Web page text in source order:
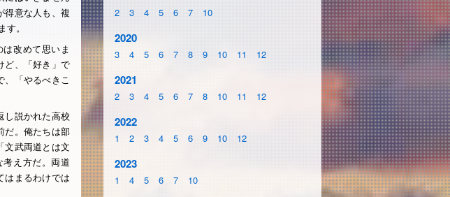
得意な人も、複
。
改めて思いま
ど、「好き」で
、「やるべきこ
し説かれた高校
だ。俺たちは部
文武両道とは文
え方だ。両道
はまるわけでは
2 3 4 5 6 7 10
2020
3 4 5 6 7 8 9 10 11 12
2021
2 3 4 5 6 7 8 10 11 12
2022
1 2 3 4 5 6 9 10 12
2023
1 4 5 6 7 10